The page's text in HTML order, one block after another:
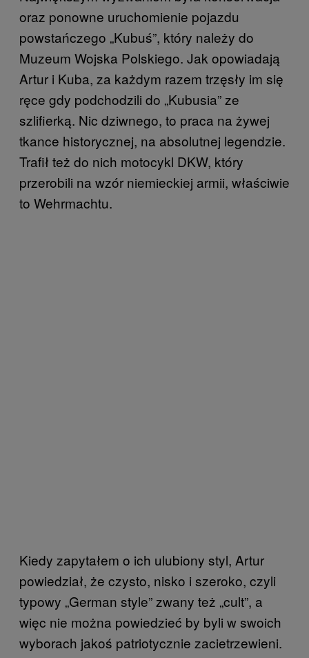
oraz ponowne uruchomienie pojazdu
powstańczego „Kubuś”, który należy do
Muzeum Wojska Polskiego. Jak opowiadają
Artur i Kuba, za każdym razem trzęsły im się
ręce gdy podchodzili do „Kubusia” ze
szlifierką. Nic dziwnego, to praca na żywej
tkance historycznej, na absolutnej legendzie.
Trafił też do nich motocykl DKW, który
przerobili na wzór niemieckiej armii, właściwie
to Wehrmachtu.
Kiedy zapytałem o ich ulubiony styl, Artur
powiedział, że czysto, nisko i szeroko, czyli
typowy „German style” zwany też „cult”, a
więc nie można powiedzieć by byli w swoich
wyborach jakoś patriotycznie zacietrzewieni.